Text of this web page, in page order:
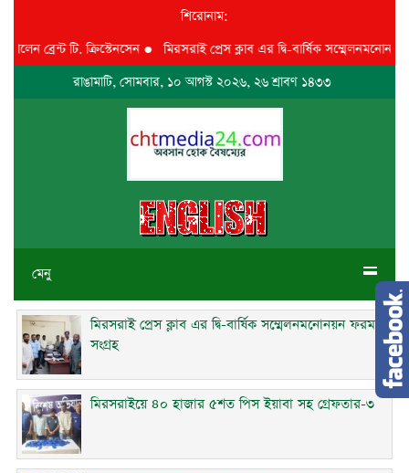
শিরোনাম:
ব্রেন্ট টি. ক্রিস্টেনসেন●মিরসরাই প্রেস ক্লাব এর দ্বি-বার্ষিক সম্মেলনমনোনয়ন
রাঙামাটি, সোমবার, ১০ আগস্ট ২০২৬, ২৬ শ্রাবণ ১৪৩৩
মেনু
মিরসরাই প্রেস ক্লাব এর দ্বি-বার্ষিক সম্মেলনমনোনয়ন ফরম
সংগ্রহ
মিরসরাইয়ে ৪০ হাজার ৫শত পিস ইয়াবা সহ গ্রেফতার-৩